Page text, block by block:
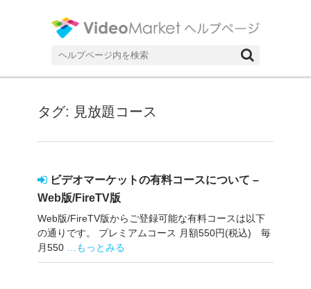
ヘルプページ|ネット動画配信サー
ビスのビデオマーケット
ネット動画配信サービスビデオマーケットのヘルプページです。
検
象:
タグ: 見放題コース
ビデオマーケットの有料コースについて –
Web版/FireTV版
Web版/FireTV版からご登録可能な有料コースは以下
の通りです。 プレミアムコース 月額550円(税込) 毎
月550
…もっとみる